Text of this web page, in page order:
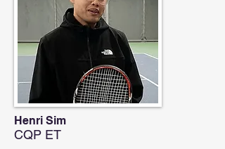
Henri Sim
CQP ET